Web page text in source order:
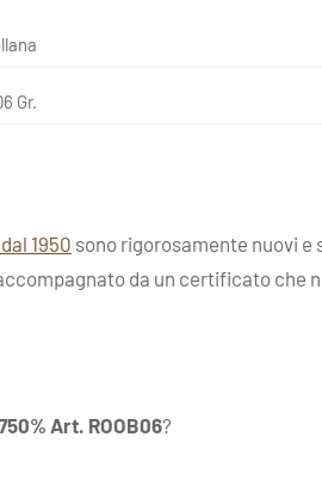
Gr.
1950 sono rigorosamente nuovi
da un certificato che
Art. ROOB06?